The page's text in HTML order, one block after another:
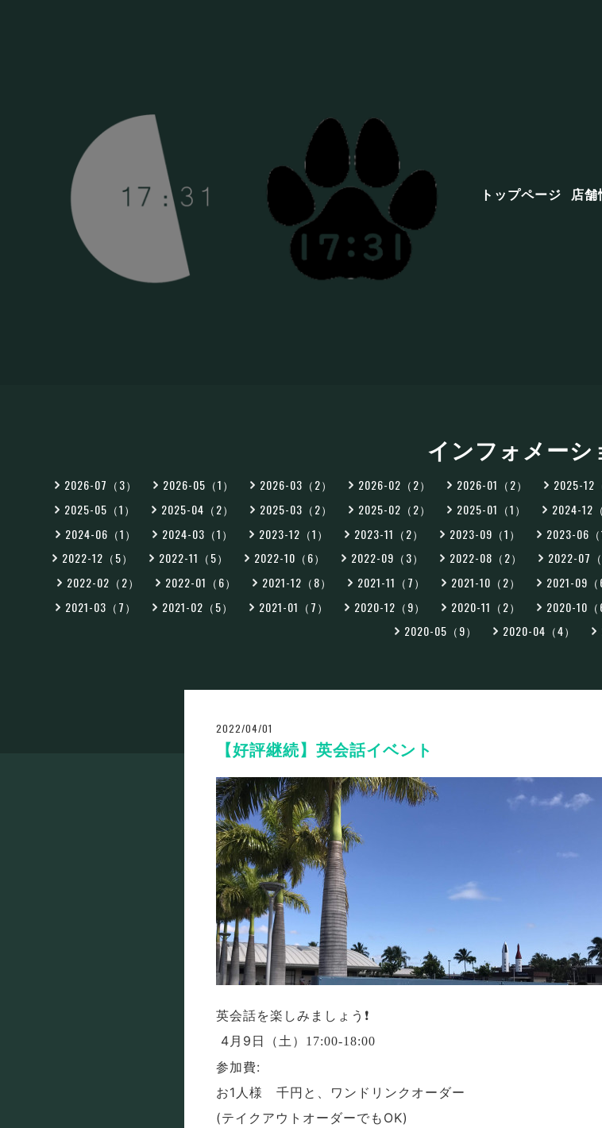
トップページ 店舗
インフォメーシ
2026-07（3） 2026-05（1） 2026-03（2） 2026-02（2） 2026-01（2） 2025-12
2025-05（1）
2025-04（2） 2025-03（2） 2025-02（2） 2025-01（1） 2024-12
2024-06（1）
2024-03（1） 2023-12（1） 2023-11（2） 2023-09（1） 2023-06（
2022-12（5）
2022-11（5） 2022-10（6） 2022-09（3） 2022-08（2） 2022-07（
2022-02（2）
2022-01（6） 2021-12（8） 2021-11（7） 2021-10（2） 2021-09（
2021-03（7）
2021-02（5） 2021-01（7） 2020-12（9） 2020-11（2） 2020-10（
2020-05（9）
2020-04（4）
2022/04/01
【好評継続】英会話イベント
英会話を楽しみましょう❗️
4月9日（土）
17:00-18:00
参加費:
お1人様 千円と、ワンドリンクオーダー
(テイクアウトオーダーでもOK)